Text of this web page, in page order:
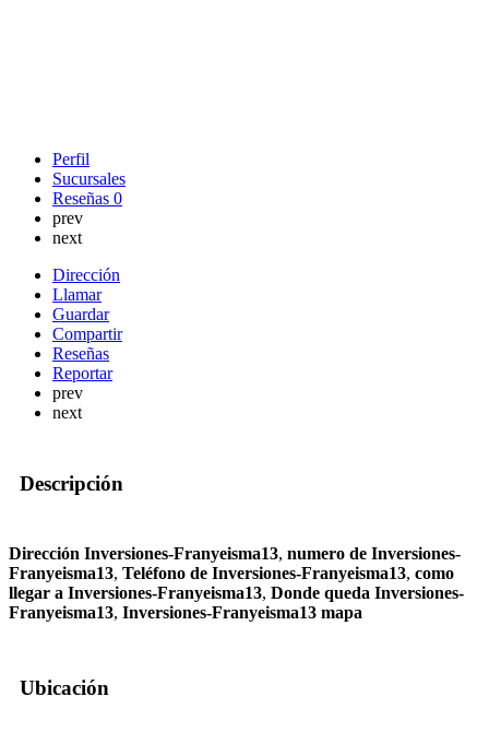
Perfil
Sucursales
Reseñas 0
prev
next
Dirección
Llamar
Guardar
Compartir
Reseñas
Reportar
prev
next
Descripción
Dirección Inversiones-Franyeisma13, numero de Inversiones-
Franyeisma13, Teléfono de Inversiones-Franyeisma13, como
llegar a Inversiones-Franyeisma13, Donde queda Inversiones-
Franyeisma13, Inversiones-Franyeisma13 mapa
Ubicación